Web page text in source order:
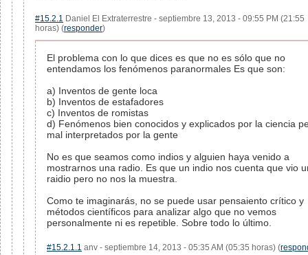
#15.2.1 Daniel El Extraterrestre - septiembre 13, 2013 - 09:55 PM (21:55
horas) (responder)
El problema con lo que dices es que no es sólo que no
entendamos los fenómenos paranormales Es que son:
a) Inventos de gente loca
b) Inventos de estafadores
c) Inventos de romistas
d) Fenómenos bien conocidos y explicados por la ciencia
mal interpretados por la gente
No es que seamos como indios y alguien haya venido a
mostrarnos una radio. Es que un indio nos cuenta que vio
raidio pero no nos la muestra.
Como te imaginarás, no se puede usar pensaiento crítico y
métodos científicos para analizar algo que no vemos
personalmente ni es repetible. Sobre todo lo último.
#15.2.1.1 anv - septiembre 14, 2013 - 05:35 AM (05:35 horas) (